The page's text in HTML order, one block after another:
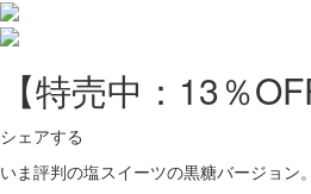
【特売中：13％
シェアする
いま評判の塩スイーツの黒糖バージョ